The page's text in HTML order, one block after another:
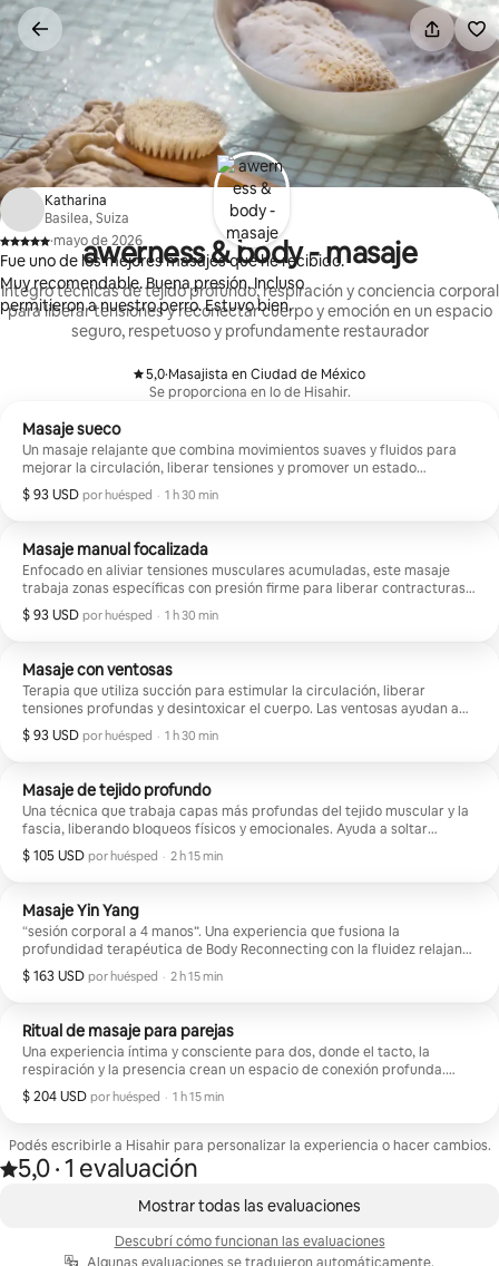
Ir
al
contenido
awerness & body - masaje
Integro técnicas de tejido profundo, respiración y conciencia corporal
para liberar tensiones y reconectar cuerpo y emoción en un espacio
seguro, respetuoso y profundamente restaurador
5,0
, ·Masajista en Ciudad de México
Se proporciona en lo de Hisahir.
Masaje sueco
Un masaje relajante que combina movimientos suaves y fluidos para
mejorar la circulación, liberar tensiones y promover un estado
profundo de calma. Ideal para reducir el estrés, relajar el sistema
nervioso y reconectar con el cuerpo desde la suavidad y el bienestar.
$ 93 USD por huésped
$ 93 USD por huésped
, · 1 h 30 min
Masaje manual focalizada
Enfocado en aliviar tensiones musculares acumuladas, este masaje
trabaja zonas específicas con presión firme para liberar contracturas,
mejorar la movilidad y reducir el dolor físico. Perfecto para quienes
cargan estrés corporal o molestias por actividad física o rutina diaria.
$ 93 USD por huésped
$ 93 USD por huésped
, · 1 h 30 min
Masaje con ventosas
Terapia que utiliza succión para estimular la circulación, liberar
tensiones profundas y desintoxicar el cuerpo. Las ventosas ayudan a
desbloquear la fascia, aliviar dolores musculares y activar procesos
naturales de recuperación. Ideal para relajar, desinflamar y reconectar
$ 93 USD por huésped
$ 93 USD por huésped
, · 1 h 30 min
Masaje de tejido profundo
Una técnica que trabaja capas más profundas del tejido muscular y la
fascia, liberando bloqueos físicos y emocionales. Ayuda a soltar
tensiones crónicas, mejorar la postura y generar una sensación de
alivio profundo y duradero en el cuerpo.
$ 105 USD por huésped
$ 105 USD por huésped
, · 2 h 15 min
Masaje Yin Yang
“sesión corporal a 4 manos”. Una experiencia que fusiona la
profundidad terapéutica de Body Reconnecting con la fluidez relajante
del masaje sueco (relajante), creando un equilibrio entre liberación y
descanso profundo.
$ 163 USD por huésped
$ 163 USD por huésped
, · 2 h 15 min
Ritual de masaje para parejas
Una experiencia íntima y consciente para dos, donde el tacto, la
respiración y la presencia crean un espacio de conexión profunda.
Ideal para fortalecer vínculos, relajarse juntos y compartir un momento
de bienestar, cuidado y armonía en pareja.
$ 204 USD por huésped
$ 204 USD por huésped
, · 1 h 15 min
Podés escribirle a Hisahir para personalizar la experiencia o hacer cambios.
Calificación: 5,0 de 5 estrellas, según 1 evaluación
5,0
, ·1 evaluación
Se muestran 0 de 0 elementos
Katharina
Basilea, Suiza
,
·mayo de 2026
Fue uno de los mejores masajes que he recibido.
Muy recomendable. Buena presión. Incluso
permitieron a nuestro perro. Estuvo bien.
Mostrar todas las evaluaciones
Descubrí cómo funcionan las evaluaciones